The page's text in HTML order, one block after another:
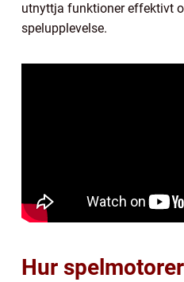
utnyttja funktioner effektivt
spelupplevelse.
Hur